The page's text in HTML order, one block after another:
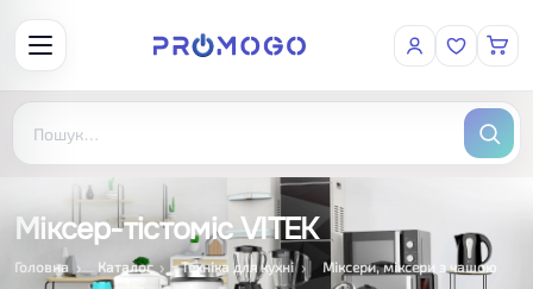
Міксер-тістоміс VITEK
Головна Каталог Техніка для кухні Міксери, міксери з чашою